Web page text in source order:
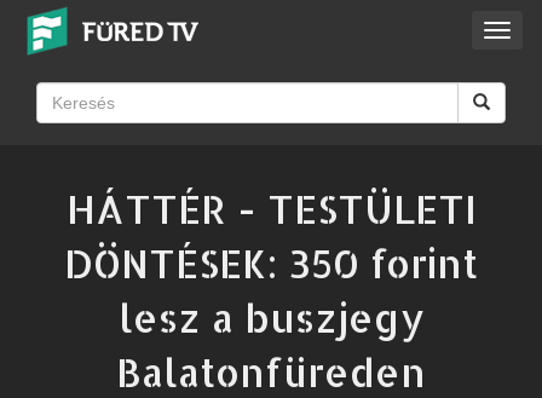
HÁTTÉR - TESTÜLETI
DÖNTÉSEK: 350 forint
lesz a buszjegy
Balatonfüreden